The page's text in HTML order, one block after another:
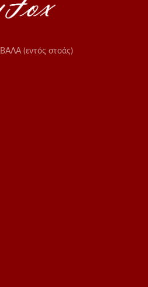
(εντός στοάς)